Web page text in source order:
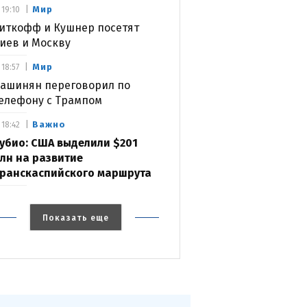
Мир
и Кушнер посетят
и Москву
19:10
Мир
переговорил по
с Трампом
18:57
Важно
США выделили $201
на развитие
маршрута
18:42
Показать еще